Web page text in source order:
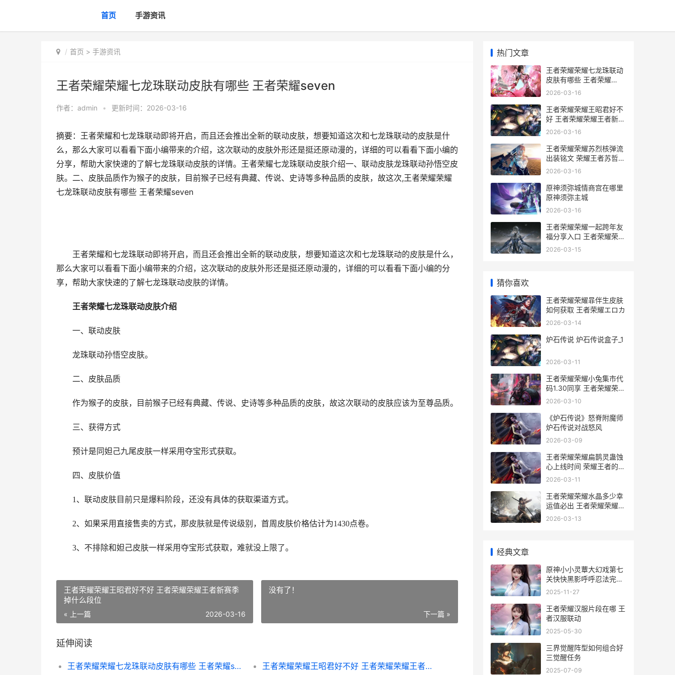
首页 手游资讯
首页 > 手游资讯
王者荣耀荣耀七龙珠联动皮肤有哪些 王者荣耀seven
作者： admin • 更新时间：2026-03-16
摘要：王者荣耀和七龙珠联动即将开启，而且还会推出全新的联动皮肤，想要知道这次和七龙珠联动的皮肤是什
么，那么大家可以看看下面小编带来的介绍，这次联动的皮肤外形还是挺还原动漫的，详细的可以看看下面小编的
分享，帮助大家快速的了解七龙珠联动皮肤的详情。王者荣耀七龙珠联动皮肤介绍一、联动皮肤龙珠联动孙悟空皮
肤。二、皮肤品质作为猴子的皮肤，目前猴子已经有典藏、传说、史诗等多种品质的皮肤，故这次,王者荣耀荣耀
七龙珠联动皮肤有哪些 王者荣耀seven
王者荣耀和七龙珠联动即将开启，而且还会推出全新的联动皮肤，想要知道这次和七龙珠联动的皮肤是什么，
那么大家可以看看下面小编带来的介绍，这次联动的皮肤外形还是挺还原动漫的，详细的可以看看下面小编的分
享，帮助大家快速的了解七龙珠联动皮肤的详情。
王者荣耀七龙珠联动皮肤介绍
一、联动皮肤
龙珠联动孙悟空皮肤。
二、皮肤品质
作为猴子的皮肤，目前猴子已经有典藏、传说、史诗等多种品质的皮肤，故这次联动的皮肤应该为至尊品质。
三、获得方式
预计是同妲己九尾皮肤一样采用夺宝形式获取。
四、皮肤价值
1、联动皮肤目前只是爆料阶段，还没有具体的获取渠道方式。
2、如果采用直接售卖的方式，那皮肤就是传说级别，首周皮肤价格估计为1430点卷。
3、不排除和妲己皮肤一样采用夺宝形式获取，难就没上限了。
王者荣耀荣耀王昭君好不好 王者荣耀荣耀王者新赛季
掉什么段位
« 上一篇 2026-03-16
没有了！
下一篇 »
延伸阅读
王者荣耀荣耀七龙珠联动皮肤有哪些 王者荣耀seven 王者荣耀荣耀王昭君好不好 王者荣耀荣耀王者新赛季掉什么段位
热门文章
王者荣耀荣耀七龙珠联动
皮肤有哪些 王者荣耀
seven
2026-03-16
王者荣耀荣耀王昭君好不
好 王者荣耀荣耀王者新赛
季掉什么段位
2026-03-16
王者荣耀荣耀苏烈核弹流
出装铭文 荣耀王者苏哲无
弹窗
2026-03-16
原神须弥城情商宫在哪里
原神须弥主城
2026-03-16
王者荣耀荣耀一起跨年友
福分享入口 王者荣耀荣耀
一骑当千称号怎么获得
2026-03-15
猜你喜欢
王者荣耀荣耀暃伴生皮肤
如何获取 王者荣耀エロカ
2026-03-14
炉石传说 炉石传说盒子_1
2026-03-11
王者荣耀荣耀小兔集市代
码1.30同享 王者荣耀荣耀
小乔称号获取条件
2026-03-10
《炉石传说》怒脊附魔师
炉石传说对战怒风
2026-03-09
王者荣耀荣耀扁鹊灵蛊蚀
心上线时间 荣耀王者的样
子
2026-03-11
王者荣耀荣耀水晶多少幸
运值必出 王者荣耀荣耀水
晶保底多少
2026-03-13
经典文章
原神小小灵蕈大幻戏第七
关快快黑影呼呼忍法完美
过关如何玩
2025-11-27
王者荣耀汉服片段在哪 王
者汉服联动
2025-05-30
三界觉醒阵型如何组合好
三觉醒任务
2025-07-09